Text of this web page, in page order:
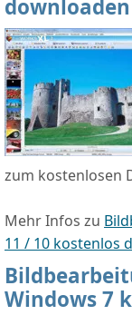
downloaden
zum kostenlosen
Mehr Infos zu
11 / 10 kostenlos
Windows 7